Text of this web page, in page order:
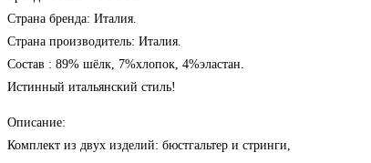
Бриджит
Страна бренда: Италия.
Страна производитель: Италия.
Состав : 89% шёлк, 7%хлопок, 4%эластан.
Истинный итальянский стиль!
Описание:
Комплект из двух изделий: бюстгальтер и стринги,